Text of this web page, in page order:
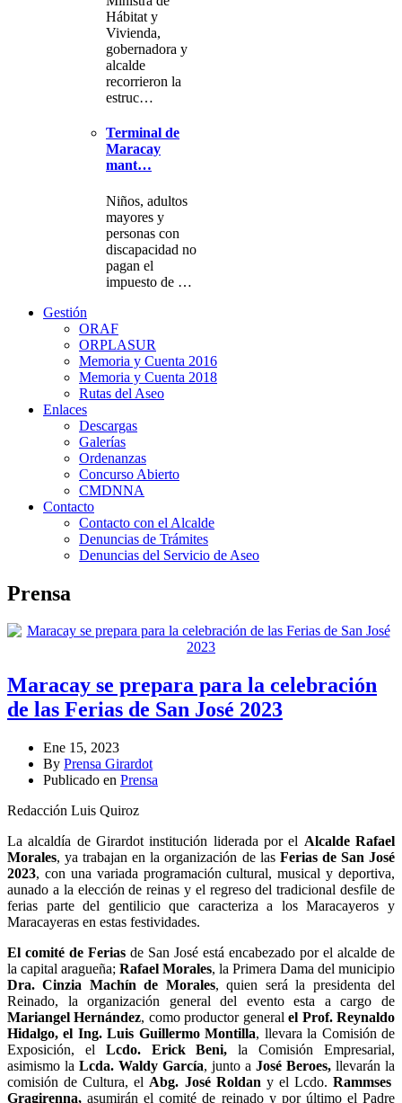
Hábitat y
Vivienda,
gobernadora y
alcalde
recorrieron la
estruc…
Terminal de
Maracay
mant…
Niños, adultos
mayores y
personas con
discapacidad no
pagan el
impuesto de …
Gestión
ORAF
ORPLASUR
Memoria y Cuenta 2016
Memoria y Cuenta 2018
Rutas del Aseo
Enlaces
Descargas
Galerías
Ordenanzas
Concurso Abierto
CMDNNA
Contacto
Contacto con el Alcalde
Denuncias de Trámites
Denuncias del Servicio de Aseo
Prensa
Maracay se prepara para la celebración
de las Ferias de San José 2023
Ene 15, 2023
By Prensa Girardot
Publicado en Prensa
Redacción Luis Quiroz
La alcaldía de Girardot institución liderada por el Alcalde Rafael
Morales, ya trabajan en la organización de las Ferias de San José
2023, con una variada programación cultural, musical y deportiva,
aunado a la elección de reinas y el regreso del tradicional desfile de
ferias parte del gentilicio que caracteriza a los Maracayeros y
Maracayeras en estas festividades.
El comité de Ferias de San José está encabezado por el alcalde de
la capital aragueña; Rafael Morales, la Primera Dama del municipio
Dra. Cinzia Machín de Morales, quien será la presidenta del
Reinado, la organización general del evento esta a cargo de
Mariangel Hernández, como productor generalel Prof. Reynaldo
Hidalgo, el Ing. Luis Guillermo Montilla, llevara la Comisión de
Exposición, el Lcdo. Erick Beni, la Comisión Empresarial,
asimismo la Lcda. Waldy García, junto a José Beroes, llevarán la
comisión de Cultura, el Abg. José Roldan y el Lcdo.Rammses
Gragirenna, asumirán el comité de reinado y por último el Padre